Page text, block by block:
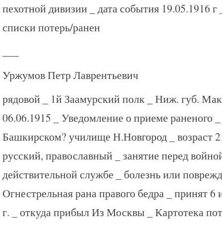
пехотной дивизии _ дата события 19.05.1916
списки потерь/ранен
Уржумов Петр Лаврентьевич
рядовой _ 1й Заамурский полк _ Ниж. губ.
06.06.1915 _ Уведомление о приеме раненого
Башкирском? училище Н.Новгород _ возраст
русский, православный _ занятие перед
действительной службе _ болезнь или
Огнестрельная рана правого бедра _ принят
г. _ откуда прибыл Из Москвы _ Картотека